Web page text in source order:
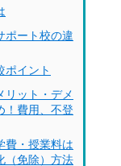
ポート校の違
ポイント
リット・デメ
！費用、不登
費・授業料は
（免除）方法